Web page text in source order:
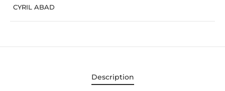
CYRIL ABAD
Description